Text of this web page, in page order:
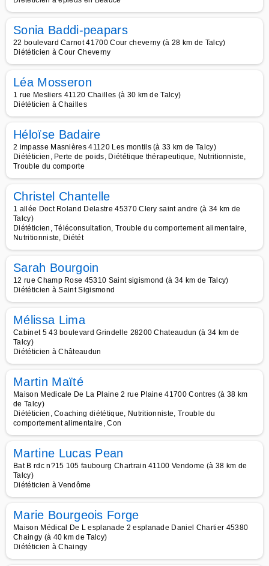
Sonia Baddi-peapars
22 boulevard Carnot 41700 Cour cheverny (à 28 km de Talcy)
Diététicien à Cour Cheverny
Léa Mosseron
1 rue Mesliers 41120 Chailles (à 30 km de Talcy)
Diététicien à Chailles
Héloïse Badaire
2 impasse Masnières 41120 Les montils (à 33 km de Talcy)
Diététicien, Perte de poids, Diététique thérapeutique, Nutritionniste,
Trouble du comporte
Christel Chantelle
1 allée Doct Roland Delastre 45370 Clery saint andre (à 34 km de
Talcy)
Diététicien, Téléconsultation, Trouble du comportement alimentaire,
Nutritionniste, Diétét
Sarah Bourgoin
12 rue Champ Rose 45310 Saint sigismond (à 34 km de Talcy)
Diététicien à Saint Sigismond
Mélissa Lima
Cabinet 5 43 boulevard Grindelle 28200 Chateaudun (à 34 km de
Talcy)
Diététicien à Châteaudun
Martin Maïté
Maison Medicale De La Plaine 2 rue Plaine 41700 Contres (à 38 km
de Talcy)
Diététicien, Coaching diététique, Nutritionniste, Trouble du
comportement alimentaire, Con
Martine Lucas Pean
Bat B rdc n?15 105 faubourg Chartrain 41100 Vendome (à 38 km de
Talcy)
Diététicien à Vendôme
Marie Bourgeois Forge
Maison Médical De L esplanade 2 esplanade Daniel Chartier 45380
Chaingy (à 40 km de Talcy)
Diététicien à Chaingy